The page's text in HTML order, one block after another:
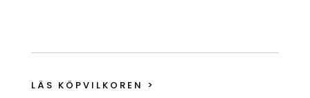
LÄS KÖPVILKOREN >